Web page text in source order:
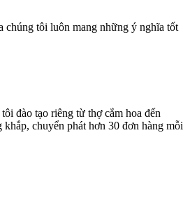
chúng tôi luôn mang những ý nghĩa tốt
đào tạo riêng từ thợ cắm hoa đến
chuyển phát hơn 30 đơn hàng mỗi